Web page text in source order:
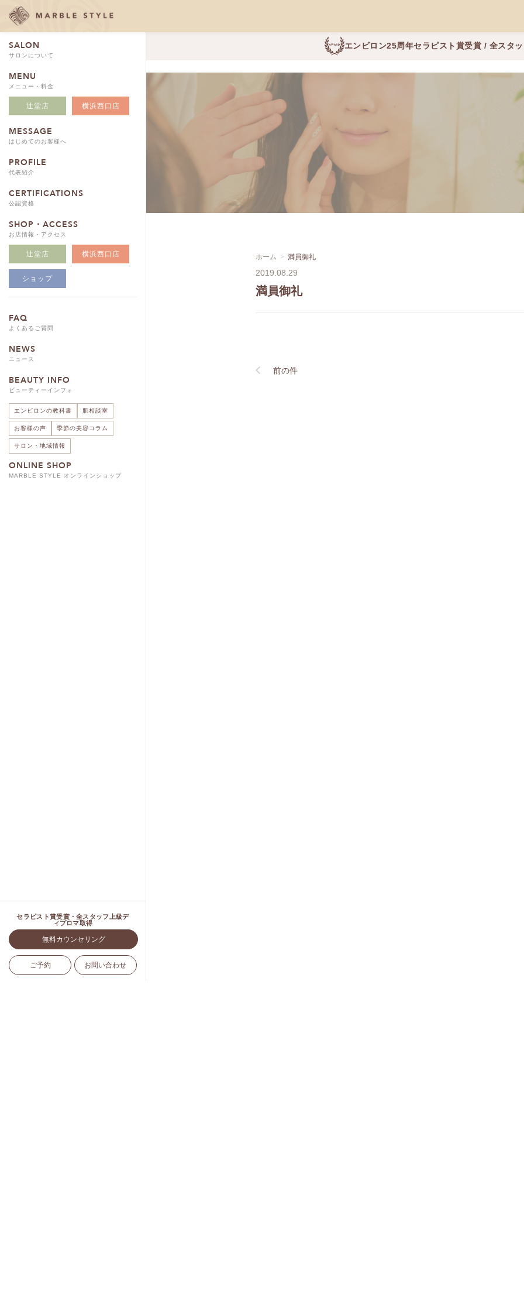
SALON
サロンについて
MENU
メニュー・料金
辻堂店 横浜西口店
MESSAGE
はじめてのお客様へ
PROFILE
代表紹介
CERTIFICATIONS
公認資格
SHOP・ACCESS
お店情報・アクセス
辻堂店 横浜西口店
ショップ
FAQ
よくあるご質問
NEWS
ニュース
BEAUTY INFO
ビューティーインフォ
エンビロンの教科書 肌相談室
お客様の声 季節の美容コラム
サロン・地域情報
ONLINE SHOP
MARBLE STYLE オンラインショップ
セラピスト賞受賞・全スタッフ上級デ
ィプロマ取得
無料カウンセリング
ご予約 お問い合わせ
エンビロン25周年セラピスト賞受賞 / 全スタ
ホーム 満員御礼
2019.08.29
満員御礼
前の件